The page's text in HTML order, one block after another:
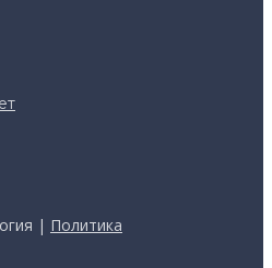
| Политика